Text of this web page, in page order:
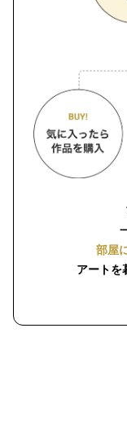
部屋
アートを